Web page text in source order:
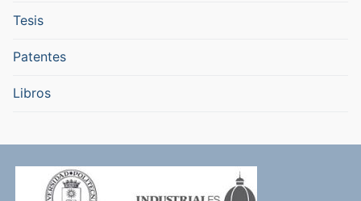
Tesis
Patentes
Libros